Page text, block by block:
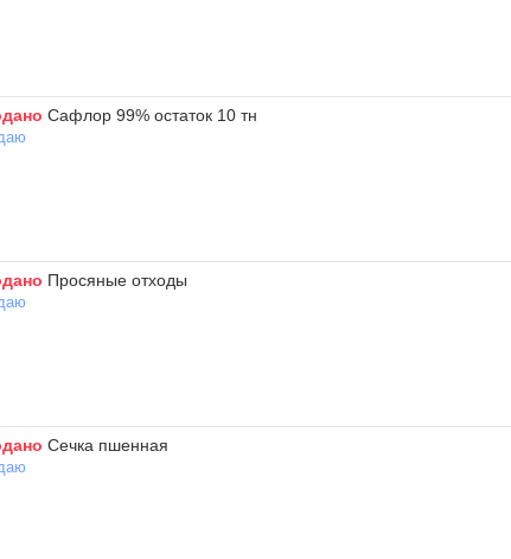
Сафлор 99% остаток 10 тн
Просяные отходы
Сечка пшенная